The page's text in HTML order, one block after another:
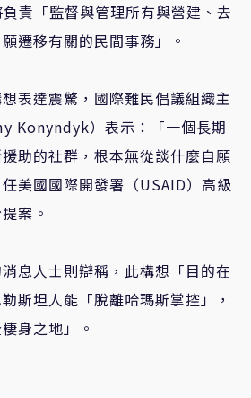
負責「監督與管理所有與營建、去
遷移有關的民間事務」。
表達震驚，國際難民倡議組織主
Konyndyk）表示：「一個長期
助的社群，根本無從談什麼自願
美國國際開發署（USAID）高級
案。
息人士則辯稱，此構想「目的在
斯坦人能「脫離哈瑪斯掌控」，
身之地」。